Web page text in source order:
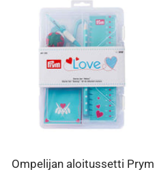
Ompelijan aloitussetti Prym